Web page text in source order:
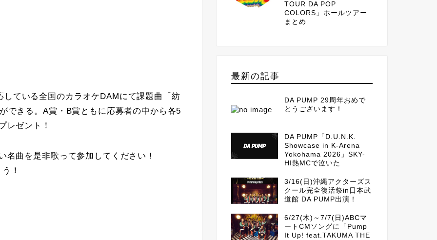
ている全国のカラオケDAMにて課題曲「紡
できる。A賞・B賞ともに応募者の中から各5
レゼント！
名曲を是非歌って参加してください！
！
TOUR DA POP
COLORS」ホールツアー
まとめ
最新の記事
DA PUMP 29周年おめで
とうございます！
DA PUMP「D.U.N.K.
Showcase in K-Arena
Yokohama 2026」SKY-
HI熱MCで泣いた
3/16(日)沖縄アクターズス
クール完全復活祭in日本武
道館 DA PUMP出演！
6/27(木)～7/7(日)ABCマ
ートCMソングに「Pump
It Up! feat.TAKUMA THE